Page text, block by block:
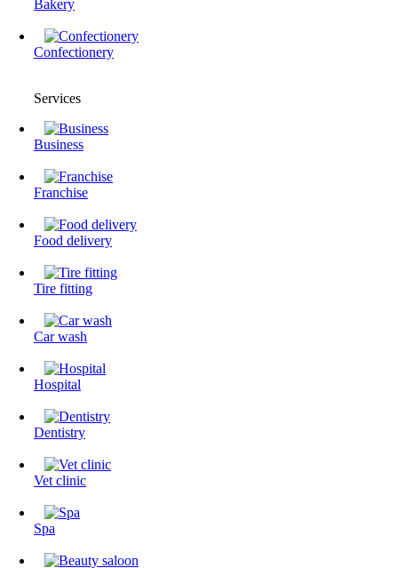
Bakery
Confectionery
Services
Business
Franchise
Food delivery
Tire fitting
Сar wash
Hospital
Dentistry
Vet clinic
Spa